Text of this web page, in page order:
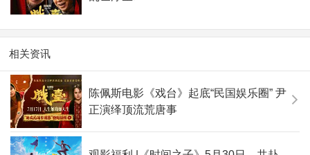
相关资讯
陈佩斯电影《戏台》起底“民国娱乐圈” 尹
正演绎顶流荒唐事